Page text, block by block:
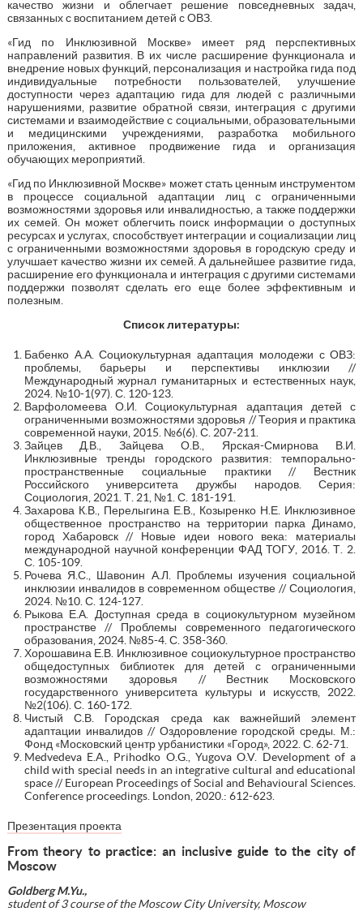
качество жизни и облегчает решение повседневных задач,
связанных с воспитанием детей с ОВЗ.
«Гид по Инклюзивной Москве» имеет ряд перспективных
направлений развития. В их числе расширение функционала и
внедрение новых функций, персонализация и настройка гида под
индивидуальные потребности пользователей, улучшение
доступности через адаптацию гида для людей с различными
нарушениями, развитие обратной связи, интеграция с другими
системами и взаимодействие с социальными, образовательными
и медицинскими учреждениями, разработка мобильного
приложения, активное продвижение гида и организация
обучающих мероприятий.
«Гид по Инклюзивной Москве» может стать ценным инструментом
в процессе социальной адаптации лиц с ограниченными
возможностями здоровья или инвалидностью, а также поддержки
их семей. Он может облегчить поиск информации о доступных
ресурсах и услугах, способствует интеграции и социализации лиц
с ограниченными возможностями здоровья в городскую среду и
улучшает качество жизни их семей. А дальнейшее развитие гида,
расширение его функционала и интеграция с другими системами
поддержки позволят сделать его еще более эффективным и
полезным.
Список литературы:
Бабенко А.А. Социокультурная адаптация молодежи с ОВЗ:
проблемы, барьеры и перспективы инклюзии //
Международный журнал гуманитарных и естественных наук,
2024. №10-1(97). С. 120-123.
Варфоломеева О.И. Социокультурная адаптация детей с
ограниченными возможностями здоровья // Теория и практика
современной науки, 2015. №6(6). С. 207-211.
Зайцев Д.В., Зайцева О.В., Ярская-Смирнова В.И.
Инклюзивные тренды городского развития: темпорально-
пространственные социальные практики // Вестник
Российского университета дружбы народов. Серия:
Социология, 2021. Т. 21, №1. С. 181-191.
Захарова К.В., Перелыгина Е.В., Козыренко Н.Е. Инклюзивное
общественное пространство на территории парка Динамо,
город Хабаровск // Новые идеи нового века: материалы
международной научной конференции ФАД ТОГУ, 2016. Т. 2.
С. 105-109.
Рочева Я.С., Шавонин А.Л. Проблемы изучения социальной
инклюзии инвалидов в современном обществе // Социология,
2024. №10. С. 124-127.
Рыкова Е.А. Доступная среда в социокультурном музейном
пространстве // Проблемы современного педагогического
образования, 2024. №85-4. С. 358-360.
Хорошавина Е.В. Инклюзивное социокультурное пространство
общедоступных библиотек для детей с ограниченными
возможностями здоровья // Вестник Московского
государственного университета культуры и искусств, 2022.
№2(106). С. 160-172.
Чистый С.В. Городская среда как важнейший элемент
адаптации инвалидов // Оздоровление городской среды. М.:
Фонд «Московский центр урбанистики «Город», 2022. С. 62-71.
Medvedeva E.A., Prihodko O.G., Yugova O.V. Development of a
child with special needs in an integrative cultural and educational
space // European Proceedings of Social and Behavioural Sciences.
Conference proceedings. London, 2020.: 612-623.
Презентация проекта
From theory to practice: an inclusive guide to the city of
Moscow
Goldberg M.Yu.,
student of 3 course of the Moscow City University, Moscow